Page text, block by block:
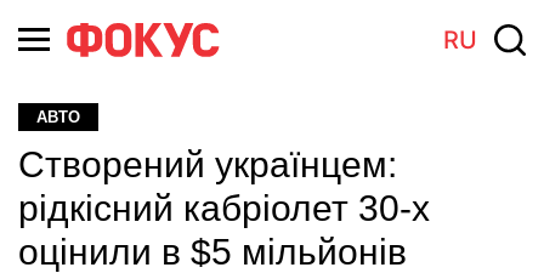
RU
АВТО
Створений українцем:
рідкісний кабріолет 30-х
оцінили в $5 мільйонів